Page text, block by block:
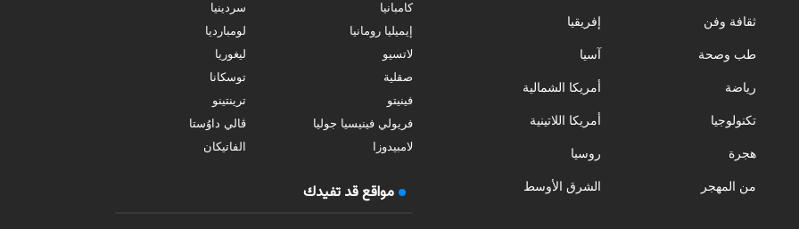
ثقافة وفن
طب وصحة
رياضة
تكنولوجيا
هجرة
من المهجر
إفريقيا
آسيا
أمريكا الشمالية
أمريكا اللاتينية
روسيا
الشرق الأوسط
كامبانيا
سردينيا
إيميليا رومانيا
لومبارديا
لاتسيو
ليغوريا
صقلية
توسكانا
فينيتو
ترينتينو
فريولي فينيسيا جوليا
ڤالي داوُستا
لامبيدوزا
الفاتيكان
مواقع قد تفيدك